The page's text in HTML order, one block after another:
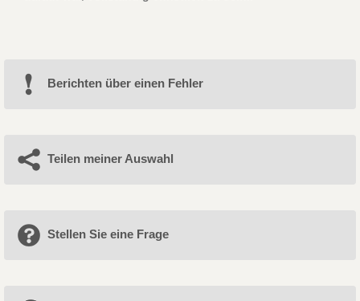
Berichten über einen Fehler
Teilen meiner Auswahl
Stellen Sie eine Frage